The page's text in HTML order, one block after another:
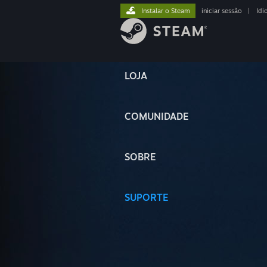
LOJA
COMUNIDADE
SOBRE
SUPORTE
Instalar o Steam iniciar sessão